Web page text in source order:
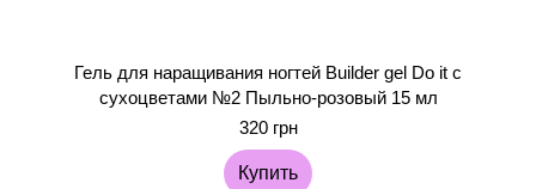
Гель для наращивания ногтей Builder gel Do it с
сухоцветами №2 Пыльно-розовый 15 мл
320 грн
Купить